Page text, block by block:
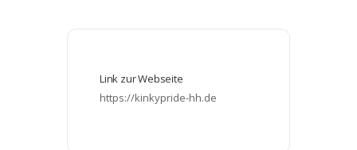
Link zur Webseite
https://kinkypride-hh.de